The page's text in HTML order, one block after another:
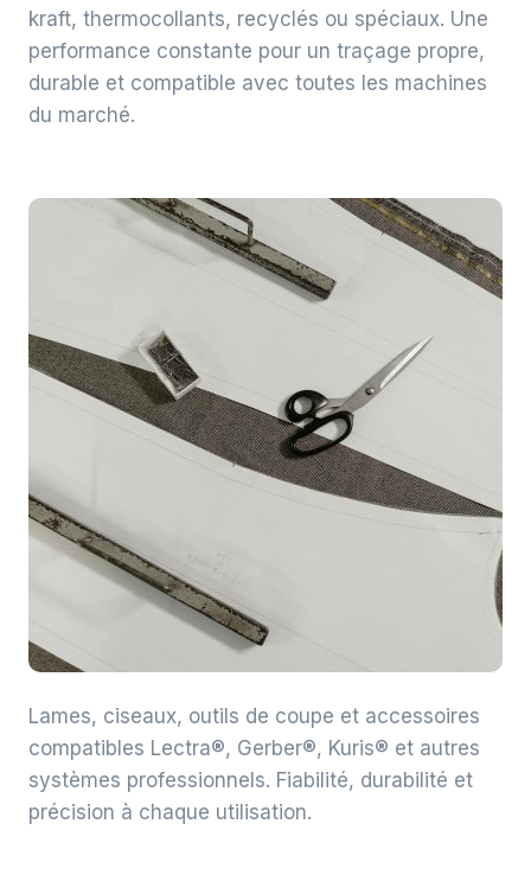
kraft, thermocollants, recyclés ou spéciaux. Une
performance constante pour un traçage propre,
durable et compatible avec toutes les machines
du marché.
Lames, ciseaux, outils de coupe et accessoires
compatibles Lectra®, Gerber®, Kuris® et autres
systèmes professionnels. Fiabilité, durabilité et
précision à chaque utilisation.